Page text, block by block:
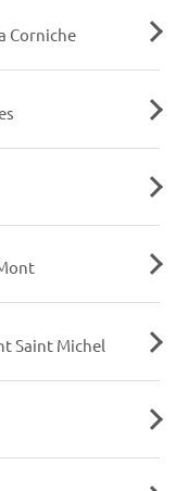
Corniche
Saint Michel